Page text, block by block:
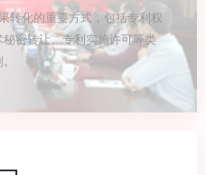
转化的重要方式，包括专利权
密转让、专利实施许可等类